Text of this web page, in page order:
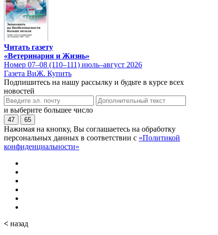
Читать газету
«Ветеринария и Жизнь»
Номер 07–08 (110–111) июль–август 2026
Газета ВиЖ. Купить
Подпишитесь на нашу рассылку и будьте в курсе всех
новостей
и выберите большее число
47 65
Нажимая на кнопку, Вы соглашаетесь на обработку
персональных данных в соответствии с «Политикой
конфиденциальности»
< назад